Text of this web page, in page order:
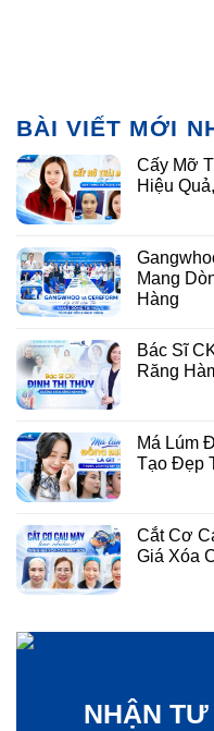
BÀI VIẾT MỚI
Cấy Mỡ
Hiệu
Mang
Hàng
Bác Sĩ
Răng
Má Lúm
Tạo Đẹp
Cắt Cơ
Giá Xóa
NHẬN